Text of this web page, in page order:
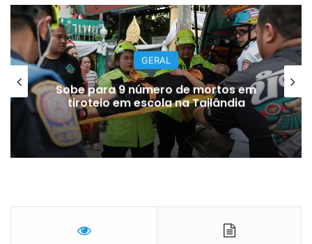
ARTISTAS E FAMOSOS
Morre pai de Lionel Messi aos 68
anos na Argentina, diz jornal